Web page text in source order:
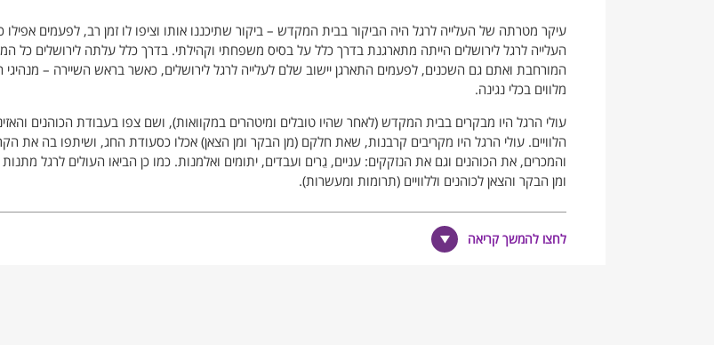
עיקר מטרתה של העלייה לרגל היה הביקור בבית המקדש – ביקור שתיכננו אותו וציפו לו זמן רב, לפעמים אפילו
העלייה לרגל לירושלים הייתה מתארגנת בדרך כלל על בסיס משפחתי וקהילתי. בדרך כלל עלתה לירושלים כל
המורחבת ואתם גם השכנים, לפעמים התארגן יישוב שלם לעלייה לרגל לירושלים, כאשר בראש השיירה – מנהיגי
מלווים בכלי נגינה.
עולי הרגל היו מבקרים בבית המקדש (לאחר שהיו טובלים ומיטהרים במקוואות), ושם צפו בעבודת הכוהנים
הלוויים. עולי הרגל היו מקריבים קרבנות, שאת חלקם (מן הבקר ומן הצאן) אכלו כסעודת החג, ושיתפו בה את
והמכרים, את הכוהנים וגם את הנזקקים: עניים, גֵרים ועבדים, יתומים ואלמנות. כמו כן הביאו העולים לרגל מתנות
ומן הבקר והצאן לכוהנים וללוויים (תרומות ומעשרות).
נוסף על הביקור בבית המקדש, היו עולי הרגל מסיירים בירושלים – בשווקים, בבתי הלימוד ובמוסדות העיר
עולי הרגל היו ששהו בירושלים יום או יומיים – והיו שנשארו בה למשך כל ימי החג.
בתקופת הבית השני הייתה העלייה לרגל אירוע של התכנסות המונית ועממית בירושלים, שתרמה רבות ללכידות
לחצו להמשך קריאה